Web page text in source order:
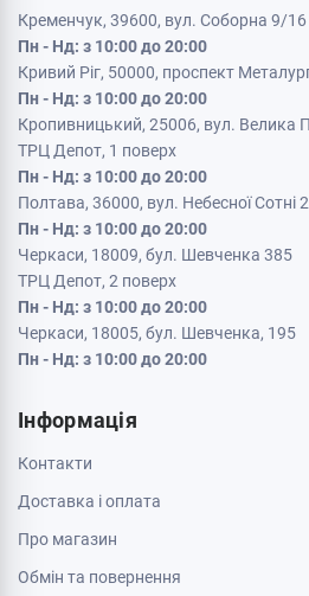
Кременчук, 39600, вул. Соборна 9/16
Пн - Нд: з 10:00 до 20:00
Кривий Ріг, 50000, проспект
Пн - Нд: з 10:00 до 20:00
Кропивницький, 25006, вул. Велика
ТРЦ Депот, 1 поверх
Пн - Нд: з 10:00 до 20:00
Полтава, 36000, вул. Небесної Сотні 2
Пн - Нд: з 10:00 до 20:00
Черкаси, 18009, бул. Шевченка 385
ТРЦ Депот, 2 поверх
Пн - Нд: з 10:00 до 20:00
Черкаси, 18005, бул. Шевченка, 195
Пн - Нд: з 10:00 до 20:00
Інформація
Контакти
Доставка і оплата
Про магазин
Обмін та повернення